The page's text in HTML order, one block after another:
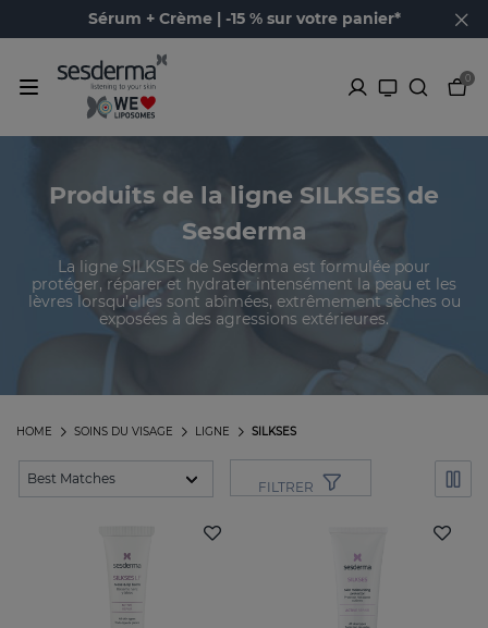
Sérum + Crème | -15 % sur votre panier*
0
Produits de la ligne SILKSES de
Sesderma
La ligne SILKSES de Sesderma est formulée pour
protéger, réparer et hydrater intensément la peau et les
lèvres lorsqu’elles sont abîmées, extrêmement sèches ou
exposées à des agressions extérieures.
SILKSES
LIGNE
SOINS DU VISAGE
HOME
FILTRER